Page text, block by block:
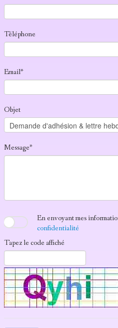
Téléphone
Email*
Objet
Message*
En envoyant mes
confidentialité
Tapez le code affiché